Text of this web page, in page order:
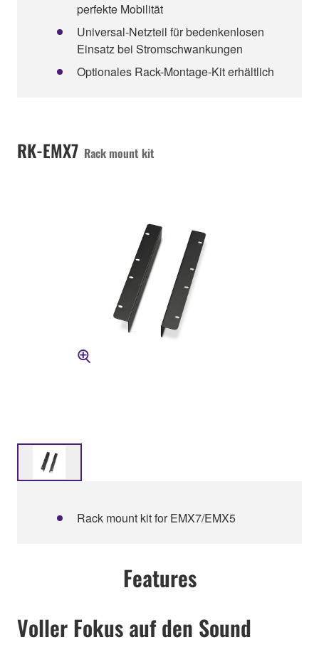
perfekte Mobilität
Universal-Netzteil für bedenkenlosen
Einsatz bei Stromschwankungen
Optionales Rack-Montage-Kit erhältlich
RK-EMX7 Rack mount kit
Rack mount kit for EMX7/EMX5
Features
Voller Fokus auf den Sound